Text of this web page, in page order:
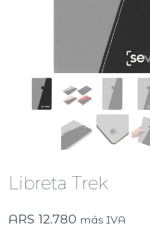
Libreta Trek
ARS 12.780 más IVA